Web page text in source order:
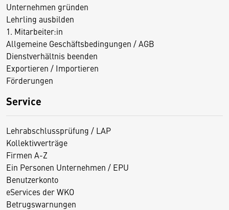
Unternehmen gründen
Lehrling ausbilden
1. Mitarbeiter:in
Allgemeine Geschäftsbedingungen / AGB
Dienstverhältnis beenden
Exportieren / Importieren
Förderungen
Service
Lehrabschlussprüfung / LAP
Kollektivverträge
Firmen A-Z
Ein Personen Unternehmen / EPU
Benutzerkonto
eServices der WKO
Betrugswarnungen